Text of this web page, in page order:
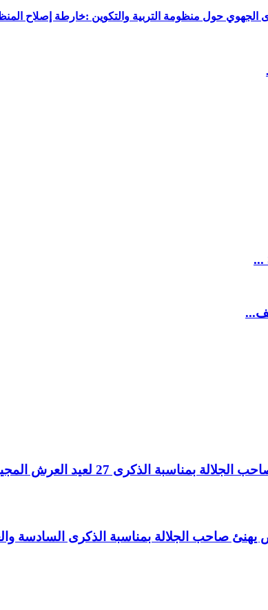
الجهوي حول منظومة التربية والتكوين :خارطة إصلاح
الذكرى 27 لعيد العرش المجيد.
يهنئ صاحب الجلالة بمناسبة الذكرى